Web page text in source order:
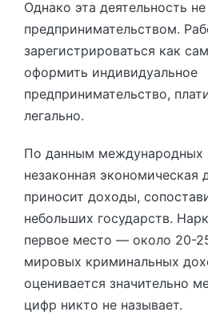
Однако эта деятельность
предпринимательством.
зарегистрироваться как
оформить индивидуальное
предпринимательство,
легально.
По данным международных
незаконная экономическая
приносит доходы,
небольших государств.
первое место — около 20-
мировых криминальных
оценивается значительно
цифр никто не называет.